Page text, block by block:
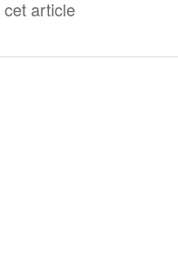
article